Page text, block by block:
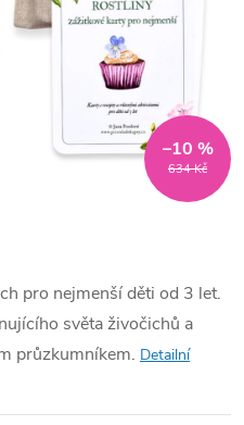
634 Kč
–10 %
pro nejmenší děti od 3 let.
světa živočichů a
průzkumníkem. Detailní